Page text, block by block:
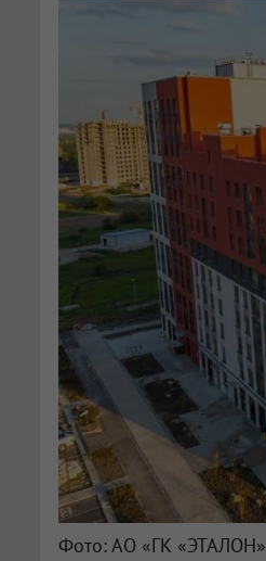
Фото: АО «ГК «ЭТАЛОН»